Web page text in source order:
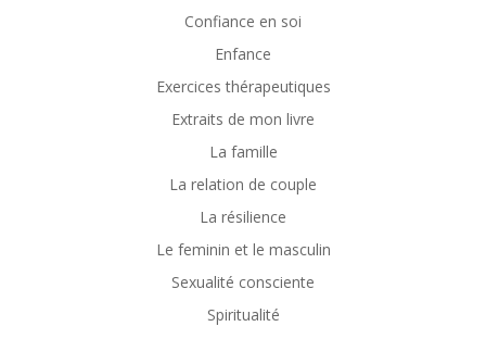
Confiance en soi
Enfance
Exercices thérapeutiques
Extraits de mon livre
La famille
La relation de couple
La résilience
Le feminin et le masculin
Sexualité consciente
Spiritualité